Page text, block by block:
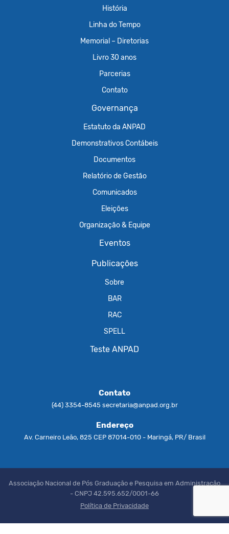
História
Linha do Tempo
Memorial – Diretorias
Livro 30 anos
Parcerias
Contato
Governança
Estatuto da ANPAD
Demonstrativos Contábeis
Documentos
Relatório de Gestão
Comunicados
Eleições
Organização & Equipe
Eventos
Publicações
Sobre
BAR
RAC
SPELL
Teste ANPAD
Contato
(44) 3354-8545 secretaria@anpad.org.br
Endereço
Av. Carneiro Leão, 825 CEP 87014-010 - Maringá, PR/ Brasil
Associação Nacional de Pós Graduação e Pesquisa em Administração
- CNPJ 42.595.652/0001-66
Política de Privacidade